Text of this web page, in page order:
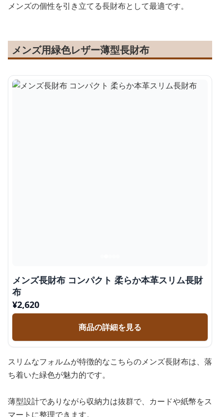
メンズの個性を引き立てる長財布として最適です。
メンズ用緑色レザー薄型長財布
メンズ長財布 コンパクト 柔らか本革スリム長財
布
¥2,620
商品の詳細を見る
スリムなフォルムが特徴的なこちらのメンズ長財布は、落
ち着いた緑色が魅力的です。
薄型設計でありながら収納力は抜群で、カードや紙幣をス
マートに整理できます。